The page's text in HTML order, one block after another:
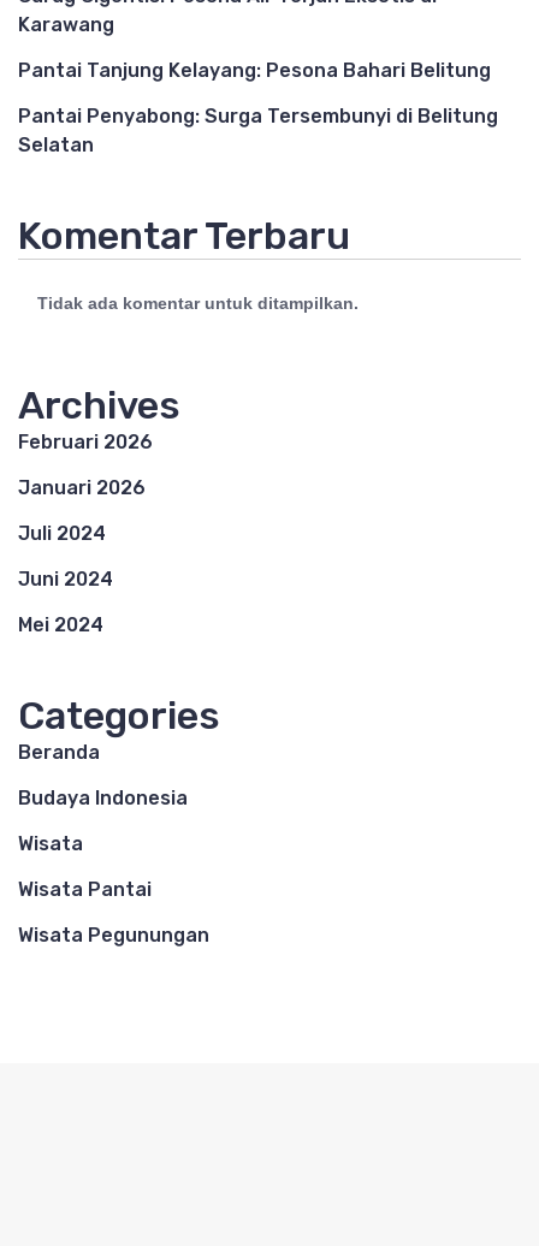
Karawang
Pantai Tanjung Kelayang: Pesona Bahari Belitung
Pantai Penyabong: Surga Tersembunyi di Belitung
Selatan
Komentar Terbaru
Tidak ada komentar untuk ditampilkan.
Archives
Februari 2026
Januari 2026
Juli 2024
Juni 2024
Mei 2024
Categories
Beranda
Budaya Indonesia
Wisata
Wisata Pantai
Wisata Pegunungan